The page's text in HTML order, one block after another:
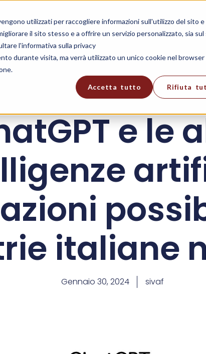
utilizzati per raccogliere informazioni sull'utilizzo del sito e
il sito stesso e a offrire un servizio personalizzato, sia sul
l'informativa sulla privacy
durante visita, ma verrà utilizzato un unico cookie nel browser
Accetta tutto Rifiuta
Bergamo Contatti Blog
e le
italiane
Gennaio 30, 2024 sivaf